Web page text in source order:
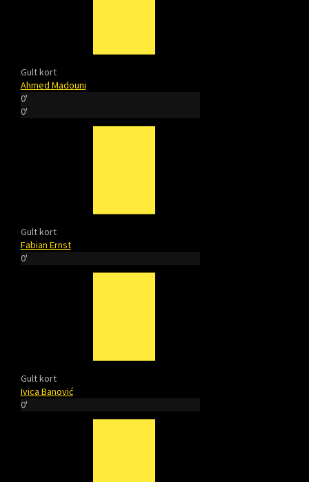
Gult kort
Ahmed Madouni
0'
0'
Gult kort
Fabian Ernst
0'
Gult kort
Ivica Banović
0'